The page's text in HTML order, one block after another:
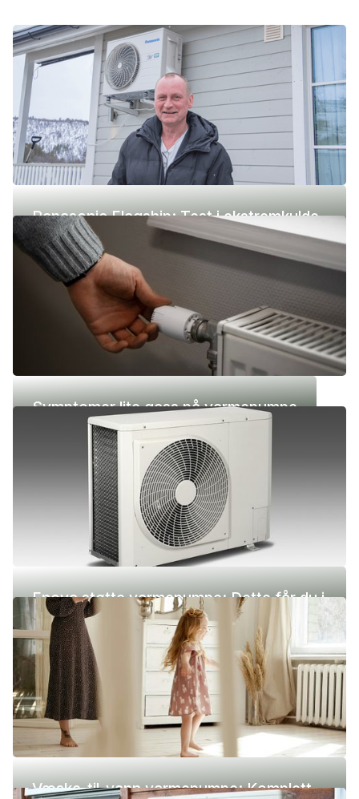
Panasonic Flagship: Test i ekstremkulde
(-42 °C)
Symptomer lite gass på varmepumpe
Enova støtte varmepumpe: Dette får du i
2026
Væske-til-vann varmepumpe: Komplett